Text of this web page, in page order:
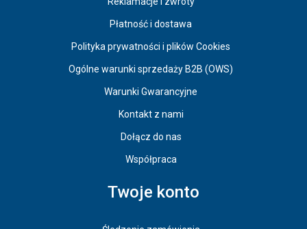
Płatność i dostawa
Polityka prywatności i plików Cookies
Ogólne warunki sprzedaży B2B (OWS)
Warunki Gwarancyjne
Kontakt z nami
Dołącz do nas
Współpraca
Twoje konto